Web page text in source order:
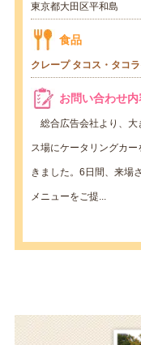
東京都大田区平和島
食品
クレープ タコス・タコ
お問い合わせ内
総合広告会社より、大
ス場にケータリングカ
きました。6日間、来場
メニューをご提...